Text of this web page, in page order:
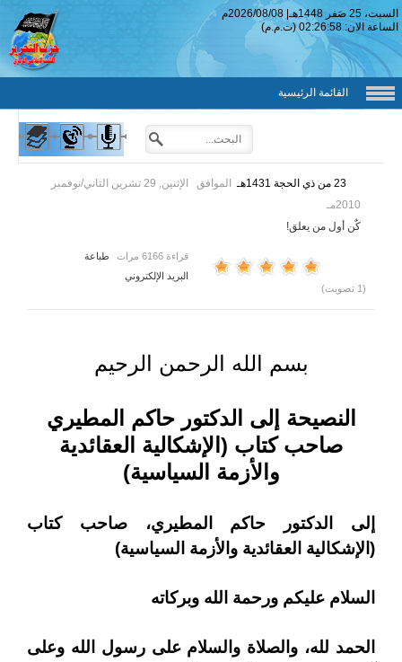
السبت، 25 صَفر 1448 هـ|
2026/08/08م
الساعة الان:02:26:59(ت.م.م)
القائمة الرئيسية
23 من ذي الحجة 1431هـ الموافق
الإثنين, 29 تشرين الثاني/نوفمبر
2010مـ
كٌن أول من يعلق!
قراءة 6166 مرات
طباعة
البريد الإلكتروني
(1 تصويت)
بسم الله الرحمن الرحيم
النصيحة إلى الدكتور حاكم المطيري
صاحب كتاب (الإشكالية العقائدية
والأزمة السياسية)
إلى الدكتور حاكم المطيري، صاحب كتاب
(الإشكالية العقائدية والأزمة السياسية)
السلام عليكم ورحمة الله وبركاته
الحمد لله، والصلاة والسلام على رسول الله وعلى